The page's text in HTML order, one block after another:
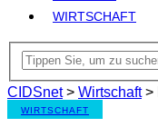
WIRTSCHAFT
CIDSnet> Wirtschaft>
WIRTSCHAFT